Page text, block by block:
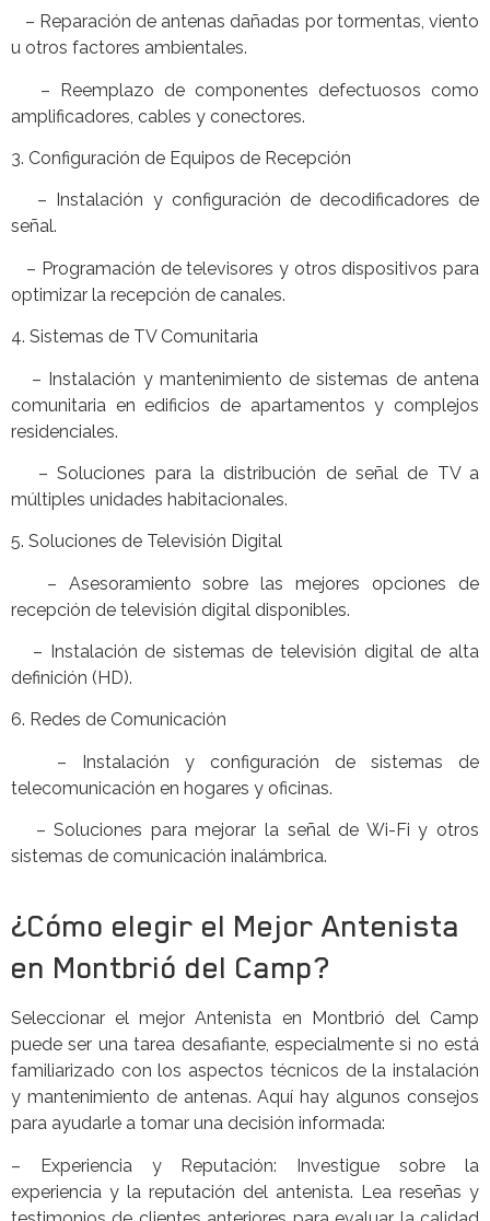
– Reparación de antenas dañadas por tormentas, viento
u otros factores ambientales.
– Reemplazo de componentes defectuosos como
amplificadores, cables y conectores.
3. Configuración de Equipos de Recepción
– Instalación y configuración de decodificadores de
señal.
– Programación de televisores y otros dispositivos para
optimizar la recepción de canales.
4. Sistemas de TV Comunitaria
– Instalación y mantenimiento de sistemas de antena
comunitaria en edificios de apartamentos y complejos
residenciales.
– Soluciones para la distribución de señal de TV a
múltiples unidades habitacionales.
5. Soluciones de Televisión Digital
– Asesoramiento sobre las mejores opciones de
recepción de televisión digital disponibles.
– Instalación de sistemas de televisión digital de alta
definición (HD).
6. Redes de Comunicación
– Instalación y configuración de sistemas de
telecomunicación en hogares y oficinas.
– Soluciones para mejorar la señal de Wi-Fi y otros
sistemas de comunicación inalámbrica.
¿Cómo elegir el Mejor Antenista
en Montbrió del Camp?
Seleccionar el mejor Antenista en Montbrió del Camp
puede ser una tarea desafiante, especialmente si no está
familiarizado con los aspectos técnicos de la instalación
y mantenimiento de antenas. Aquí hay algunos consejos
para ayudarle a tomar una decisión informada:
– Experiencia y Reputación: Investigue sobre la
experiencia y la reputación del antenista. Lea reseñas y